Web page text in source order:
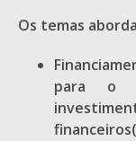
Os temas
para o